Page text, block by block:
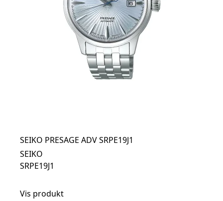
SEIKO PRESAGE ADV SRPE19J1
SEIKO
SRPE19J1
Vis produkt